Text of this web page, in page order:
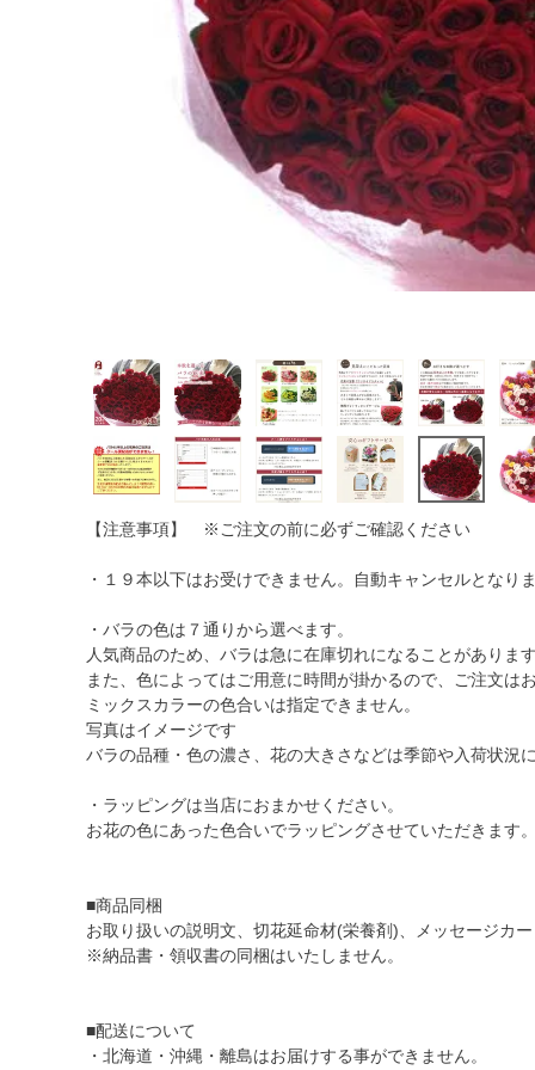
【注意事項】 ※ご注文の前に必ずご確認ください
・１９本以下はお受けできません。自動キャンセルとなり
・バラの色は７通りから選べます。
人気商品のため、バラは急に在庫切れになることがありま
また、色によってはご用意に時間が掛かるので、ご注文は
ミックスカラーの色合いは指定できません。
写真はイメージです
バラの品種・色の濃さ、花の大きさなどは季節や入荷状況
・ラッピングは当店におまかせください。
お花の色にあった色合いでラッピングさせていただきます
■商品同梱
お取り扱いの説明文、切花延命材(栄養剤)、メッセージカ
※納品書・領収書の同梱はいたしません。
■配送について
・北海道・沖縄・離島はお届けする事ができません。